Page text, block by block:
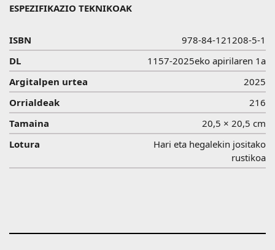
ESPEZIFIKAZIO TEKNIKOAK
ISBN
978-84-121208-5-1
DL
1157-2025eko apirilaren 1a
Argitalpen urtea
2025
Orrialdeak
216
Tamaina
20,5 × 20,5 cm
Lotura
Hari eta hegalekin jositako
rustikoa